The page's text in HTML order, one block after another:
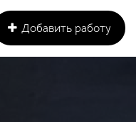
Добавить работу